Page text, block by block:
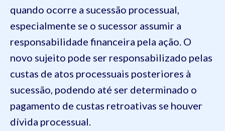
quando ocorre a sucessão processual,
especialmente se o sucessor assumir a
responsabilidade financeira pela ação. O
novo sujeito pode ser responsabilizado pelas
custas de atos processuais posteriores à
sucessão, podendo até ser determinado o
pagamento de custas retroativas se houver
dívida processual.